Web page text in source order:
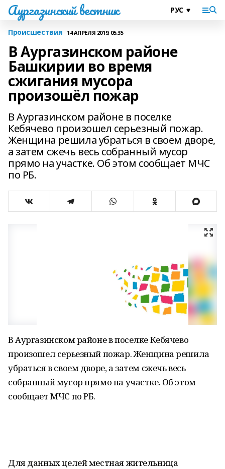
Аургазинский вестник
Происшествия 14 АПРЕЛЯ 2019, 05:35
В Аургазинском районе
Башкирии во время
сжигания мусора
произошёл пожар
В Аургазинском районе в поселке
Кебячево произошел серьезный пожар.
Женщина решила убраться в своем дворе,
а затем сжечь весь собранный мусор
прямо на участке. Об этом сообщает МЧС
по РБ.
В Аургазинском районе в поселке Кебячево
произошел серьезный пожар. Женщина решила
убраться в своем дворе, а затем сжечь весь
собранный мусор прямо на участке. Об этом
сообщает МЧС по РБ.
Для данных целей местная жительница